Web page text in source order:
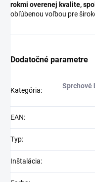
rokmi overenej kvalite,
obľúbenou voľbou pre
Dodatočné parametre
Kategória:
Sprchové
EAN:
Typ:
Inštalácia: